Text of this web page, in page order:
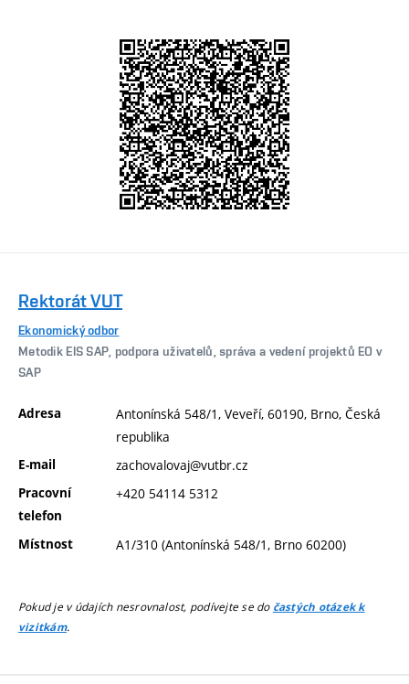
Rektorát VUT
Ekonomický odbor
Metodik EIS SAP, podpora uživatelů, správa a vedení projektů EO v
SAP
Adresa
Antonínská 548/1, Veveří, 60190, Brno, Česká
republika
E-mail zachovalovaj@vutbr.cz
Pracovní
telefon
+420 54114 5312
Místnost A1/310 (Antonínská 548/1, Brno 60200)
Pokud je v údajích nesrovnalost, podívejte se do častých otázek k
vizitkám.